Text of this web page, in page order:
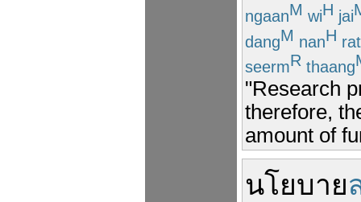
ngaanM wiH jai
dangM nanH rat
seermR thaang
"Research
therefore,
amount of
นโยบาย